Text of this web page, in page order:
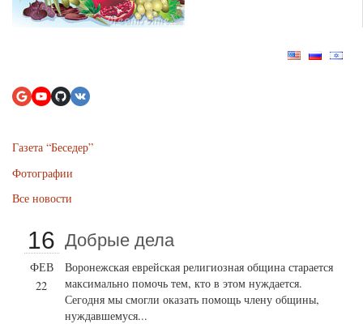
Газета “Беседер”
Фотографии
Все новости
16
ФЕВ
22
Добрые дела
Воронежская еврейская религиозная община старается
максимально помочь тем, кто в этом нуждается.
Сегодня мы смогли оказать помощь члену общины,
нуждавшемуся...